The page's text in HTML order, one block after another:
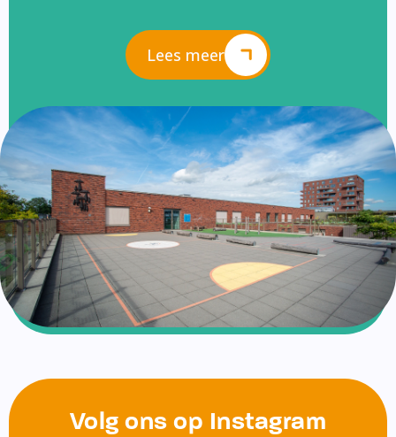
Lees meer
Volg ons op Instagram